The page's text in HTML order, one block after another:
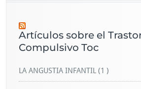
Artículos sobre el
Compulsivo Toc
LA ANGUSTIA INFANTIL (1 )